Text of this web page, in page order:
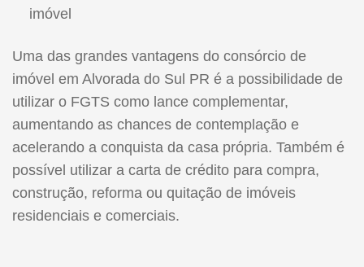
imóvel
Uma das grandes vantagens do consórcio de
imóvel em Alvorada do Sul PR é a possibilidade de
utilizar o FGTS como lance complementar,
aumentando as chances de contemplação e
acelerando a conquista da casa própria. Também é
possível utilizar a carta de crédito para compra,
construção, reforma ou quitação de imóveis
residenciais e comerciais.